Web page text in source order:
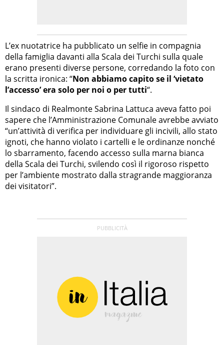
L’ex nuotatrice ha pubblicato un selfie in compagnia
della famiglia davanti alla Scala dei Turchi sulla quale
erano presenti diverse persone, corredando la foto con
la scritta ironica: “Non abbiamo capito se il ‘vietato
l’accesso’ era solo per noi o per tutti“.
Il sindaco di Realmonte Sabrina Lattuca aveva fatto poi
sapere che l’Amministrazione Comunale avrebbe avviato
“un’attività di verifica per individuare gli incivili, allo stato
ignoti, che hanno violato i cartelli e le ordinanze nonché
lo sbarramento, facendo accesso sulla marna bianca
della Scala dei Turchi, svilendo così il rigoroso rispetto
per l’ambiente mostrato dalla stragrande maggioranza
dei visitatori”.